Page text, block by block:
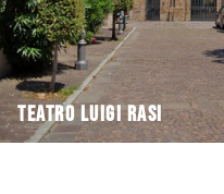
Teatro Luigi Rasi